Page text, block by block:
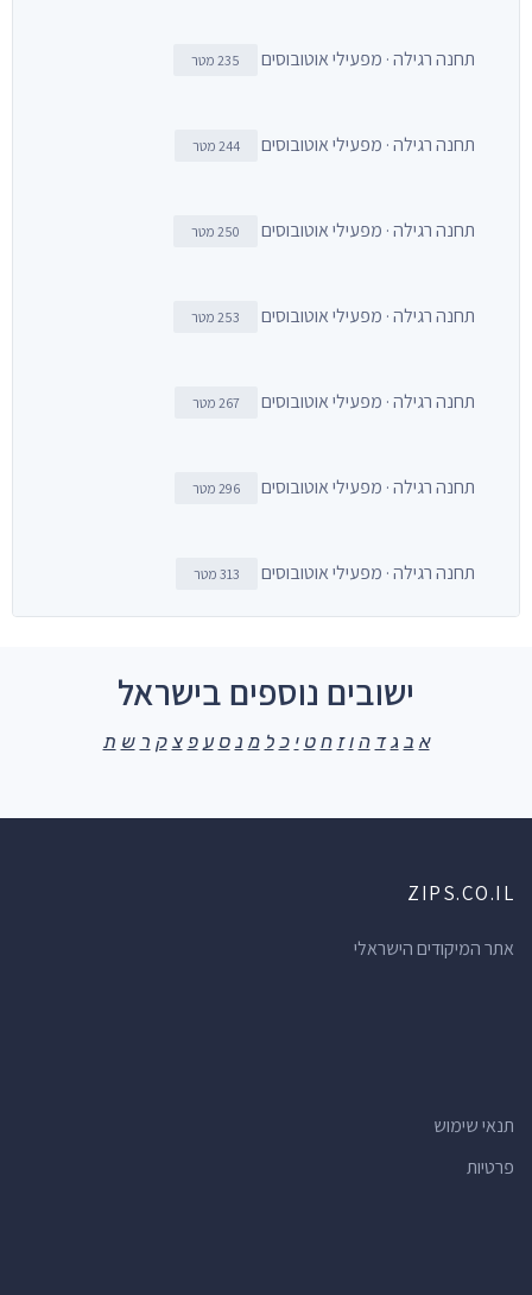
תחנה רגילה · מפעילי אוטובוסים 235 מטר
תחנה רגילה · מפעילי אוטובוסים 244 מטר
תחנה רגילה · מפעילי אוטובוסים 250 מטר
תחנה רגילה · מפעילי אוטובוסים 253 מטר
תחנה רגילה · מפעילי אוטובוסים 267 מטר
תחנה רגילה · מפעילי אוטובוסים 296 מטר
תחנה רגילה · מפעילי אוטובוסים 313 מטר
ישובים נוספים בישראל
א ב ג ד ה ו ז ח ט י כ ל מ נ ס ע פ צ ק ר ש ת
ZIPS.CO.IL
אתר המיקודים הישראלי
תנאי שימוש
פרטיות